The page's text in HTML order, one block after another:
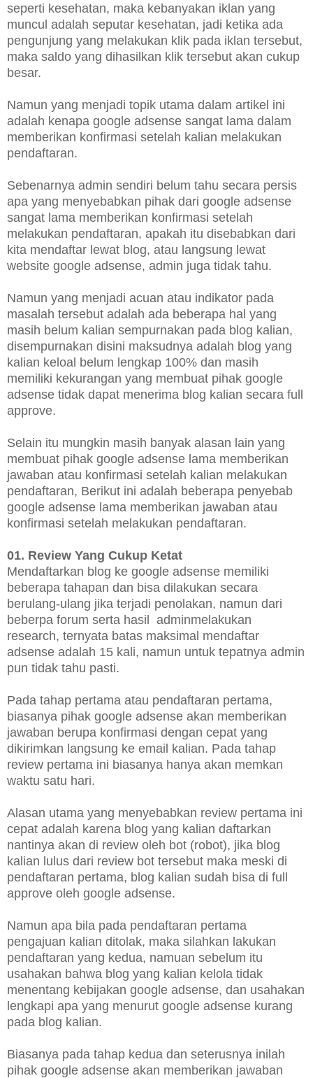
seperti kesehatan, maka kebanyakan iklan yang
muncul adalah seputar kesehatan, jadi ketika ada
pengunjung yang melakukan klik pada iklan tersebut,
maka saldo yang dihasilkan klik tersebut akan cukup
besar.
Namun yang menjadi topik utama dalam artikel ini
adalah kenapa google adsense sangat lama dalam
memberikan konfirmasi setelah kalian melakukan
pendaftaran.
Sebenarnya admin sendiri belum tahu secara persis
apa yang menyebabkan pihak dari google adsense
sangat lama memberikan konfirmasi setelah
melakukan pendaftaran, apakah itu disebabkan dari
kita mendaftar lewat blog, atau langsung lewat
website google adsense, admin juga tidak tahu.
Namun yang menjadi acuan atau indikator pada
masalah tersebut adalah ada beberapa hal yang
masih belum kalian sempurnakan pada blog kalian,
disempurnakan disini maksudnya adalah blog yang
kalian keloal belum lengkap 100% dan masih
memiliki kekurangan yang membuat pihak google
adsense tidak dapat menerima blog kalian secara full
approve.
Selain itu mungkin masih banyak alasan lain yang
membuat pihak google adsense lama memberikan
jawaban atau konfirmasi setelah kalian melakukan
pendaftaran, Berikut ini adalah beberapa penyebab
google adsense lama memberikan jawaban atau
konfirmasi setelah melakukan pendaftaran.
01. Review Yang Cukup Ketat
Mendaftarkan blog ke google adsense memiliki
beberapa tahapan dan bisa dilakukan secara
berulang-ulang jika terjadi penolakan, namun dari
beberpa forum serta hasil adminmelakukan
research, ternyata batas maksimal mendaftar
adsense adalah 15 kali, namun untuk tepatnya admin
pun tidak tahu pasti.
Pada tahap pertama atau pendaftaran pertama,
biasanya pihak google adsense akan memberikan
jawaban berupa konfirmasi dengan cepat yang
dikirimkan langsung ke email kalian. Pada tahap
review pertama ini biasanya hanya akan memkan
waktu satu hari.
Alasan utama yang menyebabkan review pertama ini
cepat adalah karena blog yang kalian daftarkan
nantinya akan di review oleh bot (robot), jika blog
kalian lulus dari review bot tersebut maka meski di
pendaftaran pertama, blog kalian sudah bisa di full
approve oleh google adsense.
Namun apa bila pada pendaftaran pertama
pengajuan kalian ditolak, maka silahkan lakukan
pendaftaran yang kedua, namuan sebelum itu
usahakan bahwa blog yang kalian kelola tidak
menentang kebijakan google adsense, dan usahakan
lengkapi apa yang menurut google adsense kurang
pada blog kalian.
Biasanya pada tahap kedua dan seterusnya inilah
pihak google adsense akan memberikan jawaban